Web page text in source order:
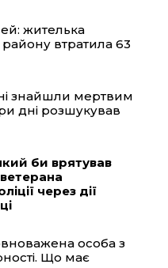
жителька
втратила 63
знайшли мертвим
дні розшукував
би врятував
через дії
особа з
Що має